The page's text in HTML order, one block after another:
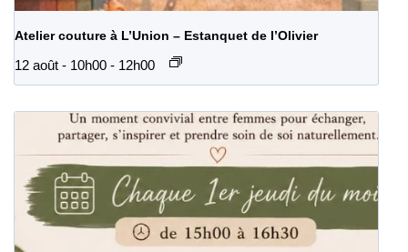
Atelier couture à L’Union – Estanquet de l’Olivier
12 août - 10h00 - 12h00